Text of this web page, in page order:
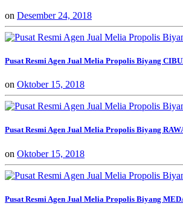
on Desember 24, 2018
Pusat Resmi Agen Jual Melia Propolis Biyang
on Oktober 15, 2018
Pusat Resmi Agen Jual Melia Propolis Biyang
on Oktober 15, 2018
Pusat Resmi Agen Jual Melia Propolis Biyang